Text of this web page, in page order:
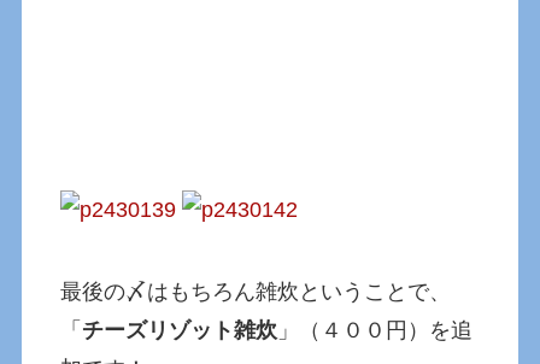
最後の〆はもちろん雑炊ということで、
「 チーズリゾット雑炊 」（４００円）を追